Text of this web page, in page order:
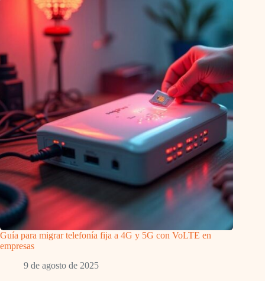
Guía para migrar telefonía fija a 4G y 5G con VoLTE en
empresas
9 de agosto de 2025